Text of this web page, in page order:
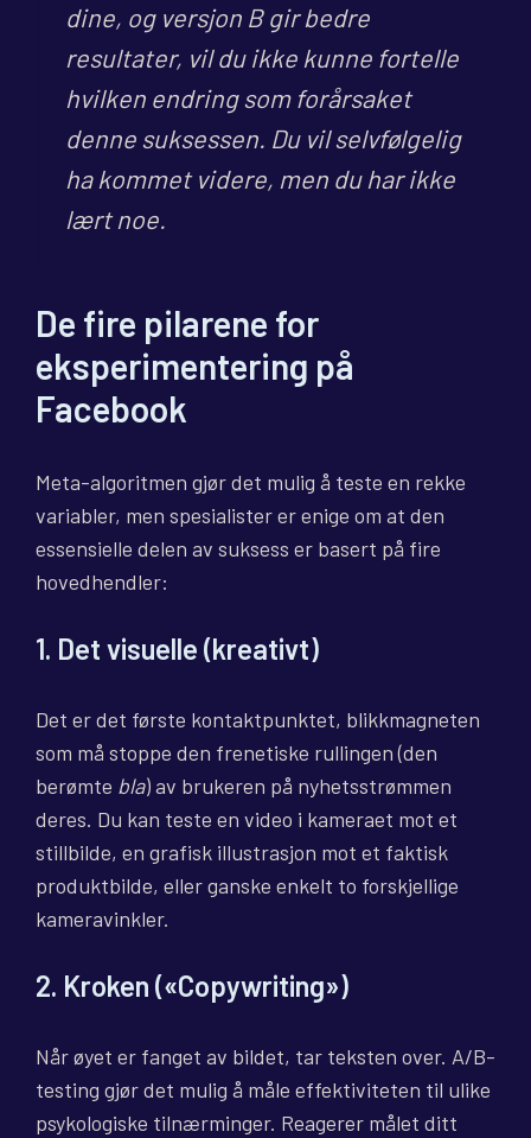
dine, og versjon B gir bedre
resultater, vil du ikke kunne fortelle
hvilken endring som forårsaket
denne suksessen. Du vil selvfølgelig
ha kommet videre, men du har ikke
lært noe.
De fire pilarene for
eksperimentering på
Facebook
Meta-algoritmen gjør det mulig å teste en rekke
variabler, men spesialister er enige om at den
essensielle delen av suksess er basert på fire
hovedhendler:
1. Det visuelle (kreativt)
Det er det første kontaktpunktet, blikkmagneten
som må stoppe den frenetiske rullingen (den
berømte bla) av brukeren på nyhetsstrømmen
deres. Du kan teste en video i kameraet mot et
stillbilde, en grafisk illustrasjon mot et faktisk
produktbilde, eller ganske enkelt to forskjellige
kameravinkler.
2. Kroken («Copywriting»)
Når øyet er fanget av bildet, tar teksten over. A/B-
testing gjør det mulig å måle effektiviteten til ulike
psykologiske tilnærminger. Reagerer målet ditt